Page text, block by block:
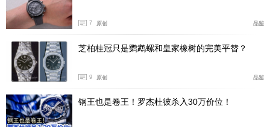
7 原创 品鉴
芝柏桂冠只是鹦鹉螺和皇家橡树的完美平替？
9 原创 品鉴
钢王也是卷王！罗杰杜彼杀入30万价位！